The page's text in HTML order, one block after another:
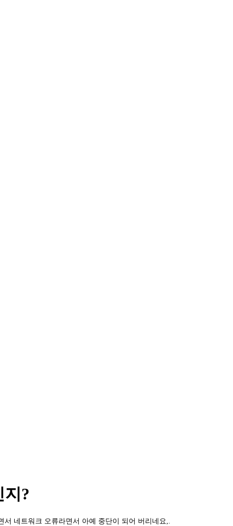
?
네트워크 오류라면서 아예 중단이 되어 버리네요,.